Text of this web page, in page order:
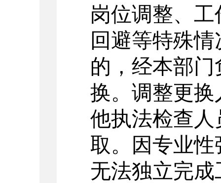
岗位调整、
回避等特殊
的，经本部
换。调整更
他执法检查
取。因专业
无法独立完